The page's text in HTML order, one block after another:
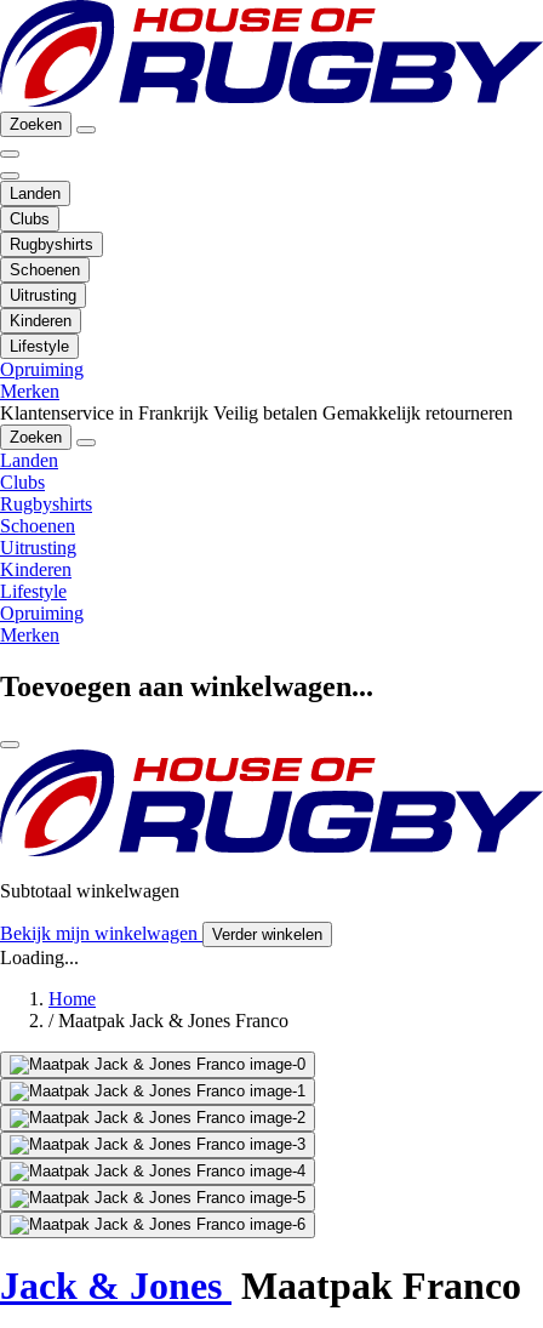
Zoeken
Landen
Clubs
Rugbyshirts
Schoenen
Uitrusting
Kinderen
Lifestyle
Opruiming
Merken
Klantenservice in Frankrijk Veilig betalen Gemakkelijk retourneren
Zoeken
Landen
Clubs
Rugbyshirts
Schoenen
Uitrusting
Kinderen
Lifestyle
Opruiming
Merken
Toevoegen aan winkelwagen...
Subtotaal winkelwagen
Bekijk mijn winkelwagen Verder winkelen
Loading...
Home
/ Maatpak Jack & Jones Franco
Jack & Jones Maatpak Franco